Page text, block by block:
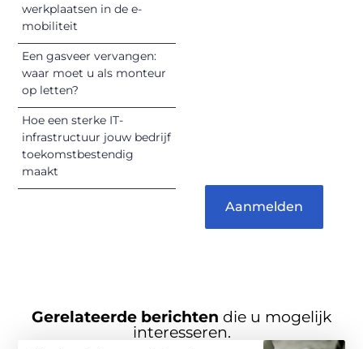
werkplaatsen in de e-
mobiliteit
Een gasveer vervangen:
waar moet u als monteur
op letten?
Hoe een sterke IT-
infrastructuur jouw bedrijf
toekomstbestendig
maakt
Aanmelden
Gerelateerde berichten die u mogelijk
interesseren.